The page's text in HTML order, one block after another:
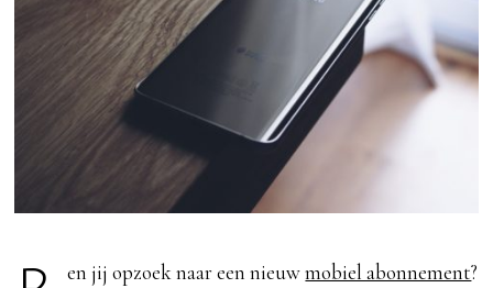
Ben jij opzoek naar een nieuwmobiel abonnement?